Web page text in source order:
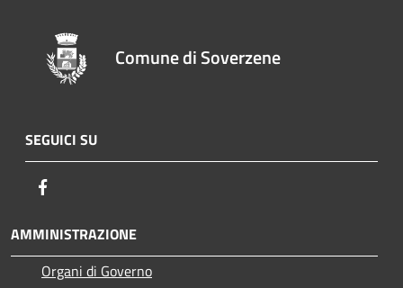
Comune di Soverzene
SEGUICI SU
AMMINISTRAZIONE
Organi di Governo